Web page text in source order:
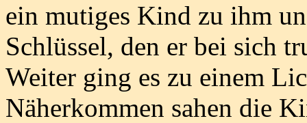
ein mutiges Kind zu ihm
Schlüssel, den er bei sich
Weiter ging es zu einem
Näherkommen sahen die